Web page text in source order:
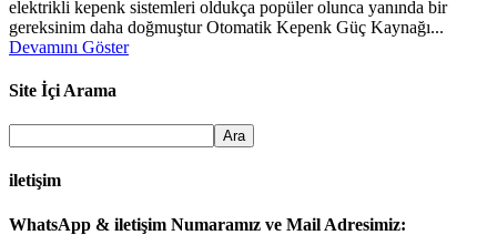
elektrikli kepenk sistemleri oldukça popüler olunca yanında bir
gereksinim daha doğmuştur Otomatik Kepenk Güç Kaynağı...
Devamını Göster
Site İçi Arama
iletişim
WhatsApp & iletişim Numaramız ve Mail Adresimiz: